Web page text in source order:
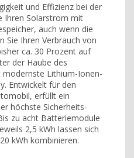
und Effizienz bei der
Ihren Solarstrom mit
auch wenn die
Sie Ihren Verbrauch von
ca. 30 Prozent auf
der Haube des
Lithium-Ionen-
Entwickelt für den
erfüllt ein
höchste Sicherheits-
zu acht Batteriemodule
2,5 kWh lassen sich
kWh kombinieren.